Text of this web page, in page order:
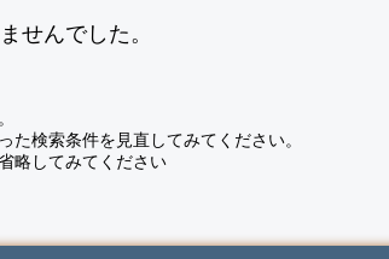
せんでした。
た検索条件を見直してみてください。
略してみてください